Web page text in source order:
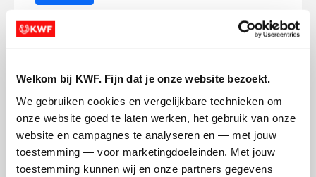
Welkom bij KWF. Fijn dat je onze website bezoekt.
We gebruiken cookies en vergelijkbare technieken om
onze website goed te laten werken, het gebruik van onze
website en campagnes te analyseren en — met jouw
toestemming — voor marketingdoeleinden. Met jouw
toestemming kunnen wij en onze partners gegevens